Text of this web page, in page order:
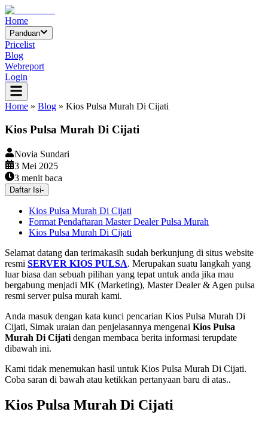
Home
Panduan
Pricelist
Blog
Webreport
Login
Home » Blog » Kios Pulsa Murah Di Cijati
Kios Pulsa Murah Di Cijati
Novia Sundari
3 Mei 2025
3 menit baca
Daftar Isi-
Kios Pulsa Murah Di Cijati
Format Pendaftaran Master Dealer Pulsa Murah
Kios Pulsa Murah Di Cijati
Selamat datang dan terimakasih sudah berkunjung di situs website
resmi SERVER KIOS PULSA. Merupakan suatu langkah yang
luar biasa dan sebuah pilihan yang tepat untuk anda jika mau
bergabung menjadi MK (Marketing), Master Dealer & Agen pulsa
resmi server pulsa murah kami.
Anda masuk dengan kata kunci pencarian Kios Pulsa Murah Di
Cijati, Simak uraian dan penjelasannya mengenai Kios Pulsa
Murah Di Cijati dengan membaca berita informasi terupdate
dibawah ini.
Kami tidak menemukan hasil untuk Kios Pulsa Murah Di Cijati.
Coba saran di bawah atau ketikkan pertanyaan baru di atas..
Kios Pulsa Murah Di Cijati